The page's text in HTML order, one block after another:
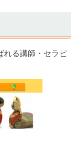
れる講師・セラピ